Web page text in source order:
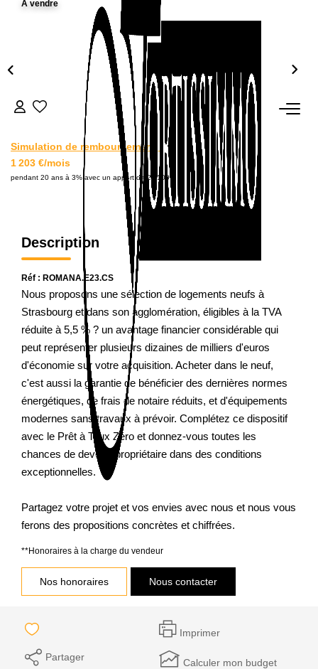
Notre Agence
Notre Équipe
Nos Actualités
Contact
EXTRANET GESTION
A vendre
Simulation de remboursement :
1 203 €/mois
pendant 20 ans à 3% avec un apport de 24 100 €
Description
Réf : ROMANA.E23.CS
Nous proposons une sélection de logements neufs à
Strasbourg et dans son agglomération, éligibles à la TVA
réduite à 5,5 % ? un avantage financier considérable qui
peut représenter plusieurs dizaines de milliers d'euros
d'économie sur votre acquisition. Acheter dans le neuf,
c'est aussi la garantie de bénéficier des dernières normes
énergétiques, de frais de notaire réduits, et d'équipements
modernes sans travaux à prévoir. Complétez ce dispositif
avec le Prêt à Taux Zéro et donnez-vous toutes les
chances de devenir propriétaire dans des conditions
exceptionnelles.
Partagez votre projet et vos envies avec nous et nous vous
ferons des propositions concrètes et chiffrées.
**Honoraires à la charge du vendeur
Nos honoraires Nous contacter
Imprimer
Partager Calculer mon budget